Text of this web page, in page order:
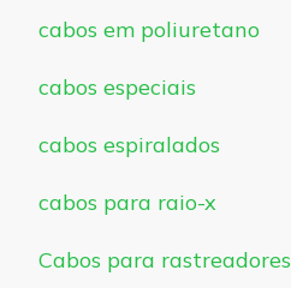
cabos em poliuretano
cabos especiais
cabos espiralados
cabos para raio-x
Cabos para rastreadores